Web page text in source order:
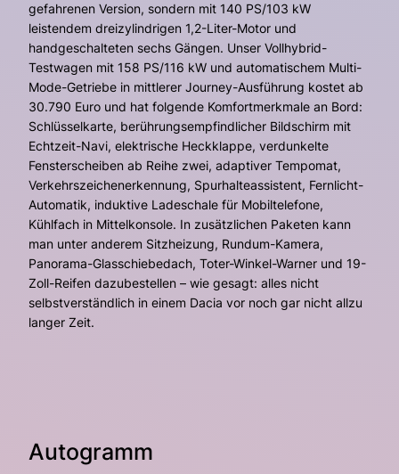
gefahrenen Version, sondern mit 140 PS/103 kW
leistendem dreizylindrigen 1,2-Liter-Motor und
handgeschalteten sechs Gängen. Unser Vollhybrid-
Testwagen mit 158 PS/116 kW und automatischem Multi-
Mode-Getriebe in mittlerer Journey-Ausführung kostet ab
30.790 Euro und hat folgende Komfortmerkmale an Bord:
Schlüsselkarte, berührungsempfindlicher Bildschirm mit
Echtzeit-Navi, elektrische Heckklappe, verdunkelte
Fensterscheiben ab Reihe zwei, adaptiver Tempomat,
Verkehrszeichenerkennung, Spurhalteassistent, Fernlicht-
Automatik, induktive Ladeschale für Mobiltelefone,
Kühlfach in Mittelkonsole. In zusätzlichen Paketen kann
man unter anderem Sitzheizung, Rundum-Kamera,
Panorama-Glasschiebedach, Toter-Winkel-Warner und 19-
Zoll-Reifen dazubestellen – wie gesagt: alles nicht
selbstverständlich in einem Dacia vor noch gar nicht allzu
langer Zeit.
Autogramm